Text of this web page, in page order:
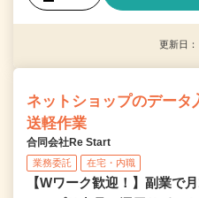
更新日
ネットショップのデータ
送軽作業
合同会社Re Start
業務委託 在宅・内職
【Wワーク歓迎！】副業で